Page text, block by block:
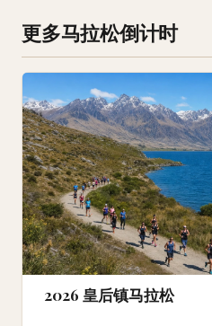
更多马拉松倒计时
2026 皇后镇马拉松